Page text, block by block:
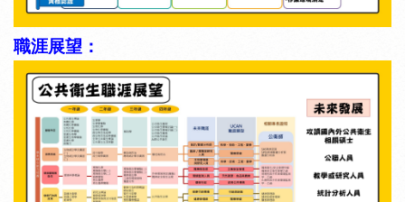
職涯展望：